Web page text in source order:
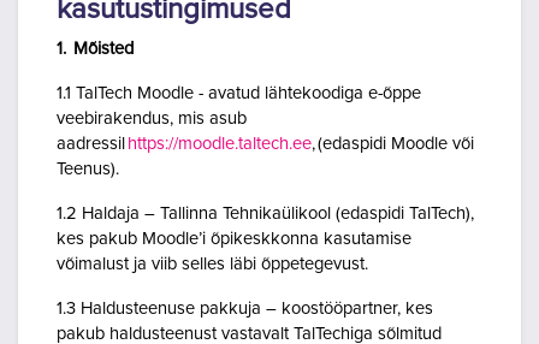
kasutustingimused
1. Mõisted
1.1 TalTech Moodle - avatud lähtekoodiga e-õppe
veebirakendus, mis asub
aadressil https://moodle.taltech.ee, (edaspidi Moodle või
Teenus).
1.2 Haldaja – Tallinna Tehnikaülikool (edaspidi TalTech),
kes pakub Moodle’i õpikeskkonna kasutamise
võimalust ja viib selles läbi õppetegevust.
1.3 Haldusteenuse pakkuja – koostööpartner, kes
pakub haldusteenust vastavalt TalTechiga sõlmitud